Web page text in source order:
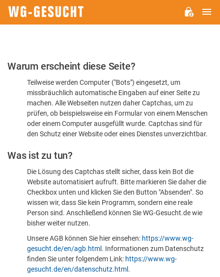
Bitte
dass
sind
Warum erscheint diese Seite?
Teilweise werden Computer ("Bots") eingesetzt, um
missbräuchlich automatische Eingaben auf einer Seite zu
machen. Alle Webseiten nutzen daher Captchas, um zu
prüfen, ob beispielsweise ein Formular von einem Menschen
oder einem Computer ausgefüllt wurde. Captchas sind für
den Schutz einer Website oder eines Dienstes unverzichtbar.
Was ist zu tun?
Die Lösung des Captchas stellt sicher, dass kein Bot die
Website automatisiert aufruft. Bitte markieren Sie daher die
Checkbox unten und klicken Sie den Button "Absenden". So
wissen wir, dass Sie kein Programm, sondern eine reale
Person sind. Anschließend können Sie WG-Gesucht.de wie
bisher weiter nutzen.
Unsere AGB können Sie hier einsehen: https://www.wg-
gesucht.de/en/agb.html . Informationen zum Datenschutz
finden Sie unter folgendem Link: https://www.wg-
gesucht.de/en/datenschutz.html .